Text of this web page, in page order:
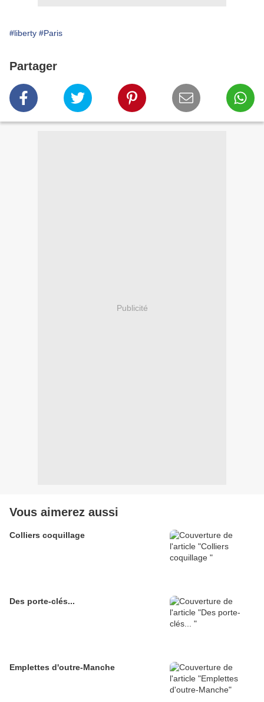
#liberty #Paris
Partager
Publicité
Vous aimerez aussi
Colliers coquillage
Des porte-clés...
Emplettes d'outre-Manche